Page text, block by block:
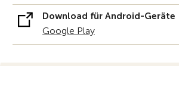
Download für Android-Geräte
Google Play